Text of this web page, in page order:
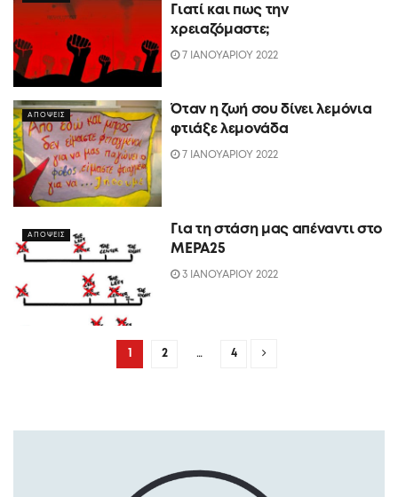
Γιατί και πως την
χρειαζόμαστε;
7 ΙΑΝΟΥΑΡΙΟΥ 2022
ΑΠΟΨΕΙΣ
Όταν η ζωή σου δίνει λεμόνια
φτιάξε λεμονάδα
7 ΙΑΝΟΥΑΡΙΟΥ 2022
ΑΠΟΨΕΙΣ
Για τη στάση μας απέναντι στο
ΜΕΡΑ25
3 ΙΑΝΟΥΑΡΙΟΥ 2022
2 … 4